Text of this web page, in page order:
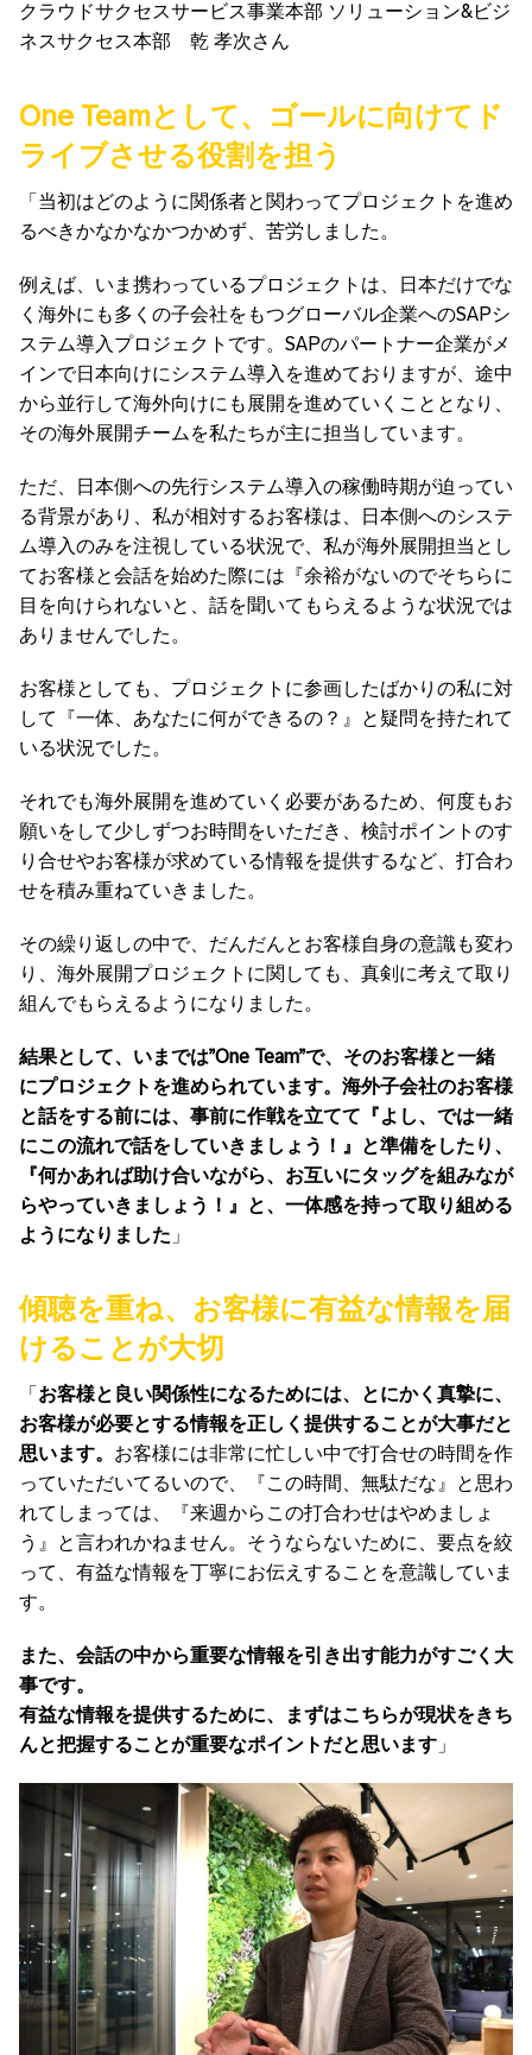
クラウドサクセスサービス事業本部 ソリューション&ビジ
ネスサクセス本部 乾 孝次さん
One Teamとして、ゴールに向けてド
ライブさせる役割を担う
「当初はどのように関係者と関わってプロジェクトを進め
るべきかなかなかつかめず、苦労しました。
例えば、いま携わっているプロジェクトは、日本だけでな
く海外にも多くの子会社をもつグローバル企業へのSAPシ
ステム導入プロジェクトです。SAPのパートナー企業がメ
インで日本向けにシステム導入を進めておりますが、途中
から並行して海外向けにも展開を進めていくこととなり、
その海外展開チームを私たちが主に担当しています。
ただ、日本側への先行システム導入の稼働時期が迫ってい
る背景があり、私が相対するお客様は、日本側へのシステ
ム導入のみを注視している状況で、私が海外展開担当とし
てお客様と会話を始めた際には『余裕がないのでそちらに
目を向けられないと、話を聞いてもらえるような状況では
ありませんでした。
お客様としても、プロジェクトに参画したばかりの私に対
して『一体、あなたに何ができるの？』と疑問を持たれて
いる状況でした。
それでも海外展開を進めていく必要があるため、何度もお
願いをして少しずつお時間をいただき、検討ポイントのす
り合せやお客様が求めている情報を提供するなど、打合わ
せを積み重ねていきました。
その繰り返しの中で、だんだんとお客様自身の意識も変わ
り、海外展開プロジェクトに関しても、真剣に考えて取り
組んでもらえるようになりました。
結果として、いまでは”One Team”で、そのお客様と一緒
にプロジェクトを進められています。海外子会社のお客様
と話をする前には、事前に作戦を立てて『よし、では一緒
にこの流れで話をしていきましょう！』と準備をしたり、
『何かあれば助け合いながら、お互いにタッグを組みなが
らやっていきましょう！』と、一体感を持って取り組める
ようになりました 」
傾聴を重ね、お客様に有益な情報を届
けることが大切
「 お客様と良い関係性になるためには、とにかく真摯に、
お客様が必要とする情報を正しく提供することが大事だと
思います。 お客様には非常に忙しい中で打合せの時間を作
っていただいてるいので、『この時間、無駄だな』と思わ
れてしまっては、『来週からこの打合わせはやめましょ
う』と言われかねません。そうならないために、要点を絞
って、有益な情報を丁寧にお伝えすることを意識していま
す。
また、会話の中から重要な情報を引き出す能力がすごく大
事です。
有益な情報を提供するために、まずはこちらが現状をきち
んと把握することが重要なポイントだと思います 」